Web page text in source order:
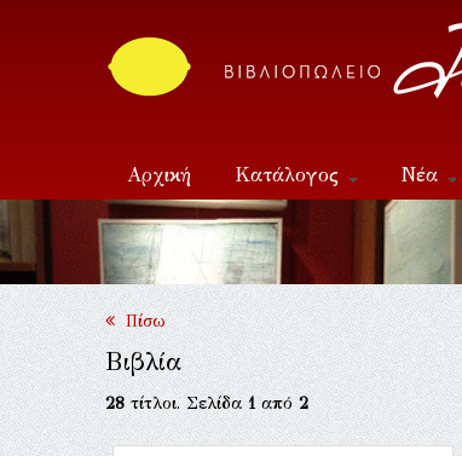
Αρχική Κατάλογος Νέα
Επικοινωνία
Πίσω
Βιβλία
28τίτλοι. Σελίδα1από2